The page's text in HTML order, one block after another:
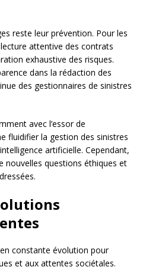
reste leur prévention. Pour les
attentive des contrats
exhaustive des risques.
dans la rédaction des
des gestionnaires de sinistres
avec l’essor de
fluidifier la gestion des sinistres
artificielle. Cependant,
nouvelles questions éthiques et
constante évolution pour
et aux attentes sociétales.